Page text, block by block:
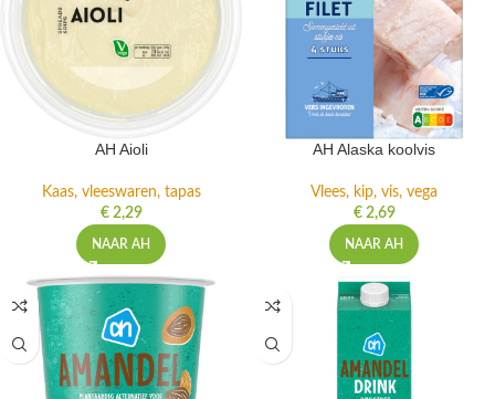
AH Aioli
Kaas, vleeswaren, tapas
€2,29
NAAR AH
AH Alaska koolvis
Vlees, kip, vis, vega
€2,69
NAAR AH